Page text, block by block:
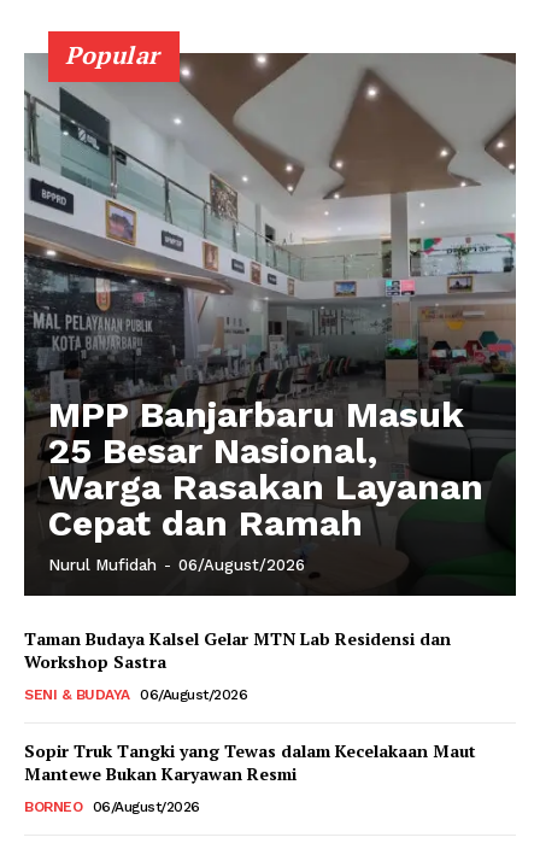
Popular
MPP Banjarbaru Masuk
25 Besar Nasional,
Warga Rasakan Layanan
Cepat dan Ramah
Nurul Mufidah - 06/August/2026
Taman Budaya Kalsel Gelar MTN Lab Residensi dan
Workshop Sastra
SENI & BUDAYA 06/August/2026
Sopir Truk Tangki yang Tewas dalam Kecelakaan Maut
Mantewe Bukan Karyawan Resmi
BORNEO 06/August/2026